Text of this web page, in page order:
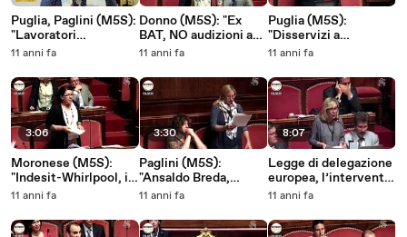
Puglia, Paglini (M5S):
"Lavoratori
stagionali, il M5S è
5 Stelle
11 anni fa
3:06
Moronese (M5S):
"Indesit-Whirlpool, il
Governo risponda
- MoVimento 5 Stelle
11 anni fa
Donno (M5S): "Ex
BAT, NO audizioni a
porte chiuse!" -
11 anni fa
3:30
Paglini (M5S):
"Ansaldo Breda,
l'Italia ha perso il
Stelle
11 anni fa
Puglia (M5S):
"Disservizi a
Casavatore, si
provvedimenti" -
MoVimento 5 Stelle
11 anni fa
8:07
Legge di delegazione
europea, l’intervento
di Daniela Donno -
11 anni fa